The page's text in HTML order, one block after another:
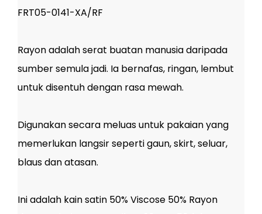
FRT05-0141-XA/RF
Rayon adalah serat buatan manusia daripada
sumber semula jadi. Ia bernafas, ringan, lembut
untuk disentuh dengan rasa mewah.
Digunakan secara meluas untuk pakaian yang
memerlukan langsir seperti gaun, skirt, seluar,
blaus dan atasan.
Ini adalah kain satin 50% Viscose 50% Rayon